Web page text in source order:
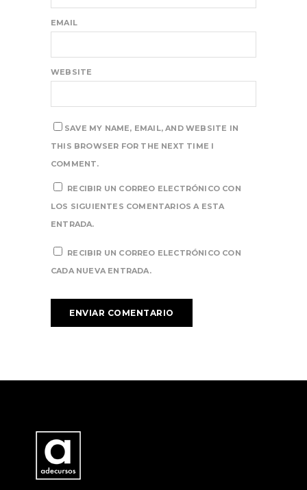
EMAIL
WEBSITE
SAVE MY NAME, EMAIL, AND WEBSITE IN
THIS BROWSER FOR THE NEXT TIME I
COMMENT.
RECIBIR UN CORREO ELECTRÓNICO CON
LOS SIGUIENTES COMENTARIOS A ESTA
ENTRADA.
RECIBIR UN CORREO ELECTRÓNICO CON
CADA NUEVA ENTRADA.